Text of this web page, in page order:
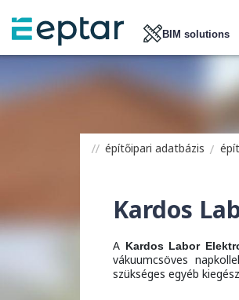
BIM solutions
építőipari adatbázis
Kardos
A Kardos Labor
vákuumcsöves
szükséges egyéb